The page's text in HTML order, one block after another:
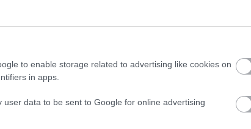
to enable storage related to advertising like cookies on
in apps.
user data to be sent to Google for online advertising
várjuk a véleményeiteket kommentben!
Jones
Chris